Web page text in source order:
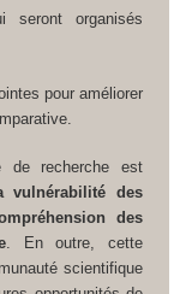
seront organisés
pour améliorer
de recherche est
vulnérabilité des
des
. En outre, cette
scientifique